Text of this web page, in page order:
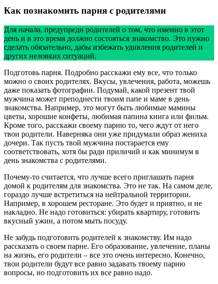
Как познакомить парня с родителями
Для начала, предупреди родителей о том, что именно в этот
день и в это время должно состояться знакомство. Это нужно
сделать обязательно, дабы избежать удивления родителей и
других неловких ситуаций.
Подготовь парня. Подробно расскажи ему все, что только
можно о своих родителях. Вкусы, увлечения, работа, можешь
даже показать фотографии. Подумай, какой презент твой
мужчина может преподнести твоим папе и маме в день
знакомства. Например, это могут быть любимые мамины
цветы, хорошие конфеты, любимая папина книга или фильм.
Кроме того, расскажи своему парню то, чего ждут от него
твои родители. Наверняка они уже придумали образ жениха
дочери. Так пусть твой мужчина постарается ему
соответствовать, хотя бы ради приличий и как минимум в
день знакомства с родителями.
Почему-то считается, что лучше всего приглашать парня
домой к родителям для знакомства. Это не так. На самом деле,
гораздо лучше встретиться на нейтральной территории.
Например, в хорошем ресторане. Это будет и приятно, и не
накладно. Не надо готовиться: убирать квартиру, готовить
вкусный ужин, а потом мыть посуду.
Не забудь подготовить родителей к знакомству. Им надо
рассказать о своем парне. Его образование, увлечение, планы
на жизнь, его родители – все это очень интересно. Конечно,
твои родители будут все равно задавать твоему парню
вопросы, но подготовить их все равно надо.